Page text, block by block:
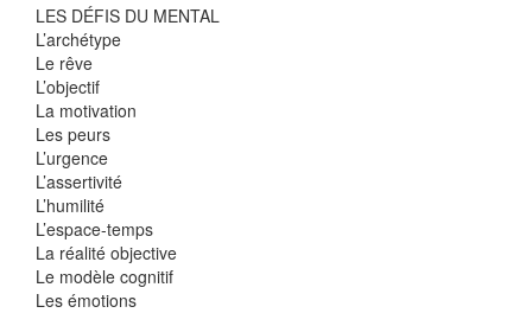
LES DÉFIS DU MENTAL
L’archétype
Le rêve
L’objectif
La motivation
Les peurs
L’urgence
L’assertivité
L’humilité
L’espace-temps
La réalité objective
Le modèle cognitif
Les émotions